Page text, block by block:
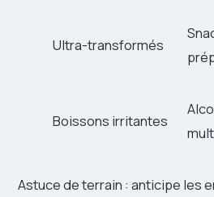
Ultra-transformés
Boissons irritantes
Astuce de terrain : anticipe les